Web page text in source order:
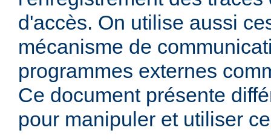
d'accès. On utilise aussi
mécanisme de
programmes externes
Ce document présente
pour manipuler et utiliser